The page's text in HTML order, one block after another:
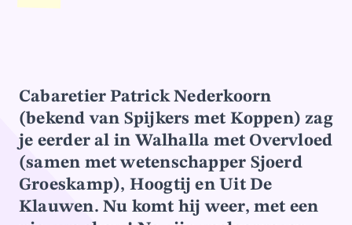
Cabaretier Patrick Nederkoorn
(bekend van Spijkers met Koppen) zag
je eerder al in Walhalla met Overvloed
(samen met wetenschapper Sjoerd
Groeskamp), Hoogtij en Uit De
Klauwen. Nu komt hij weer, met een